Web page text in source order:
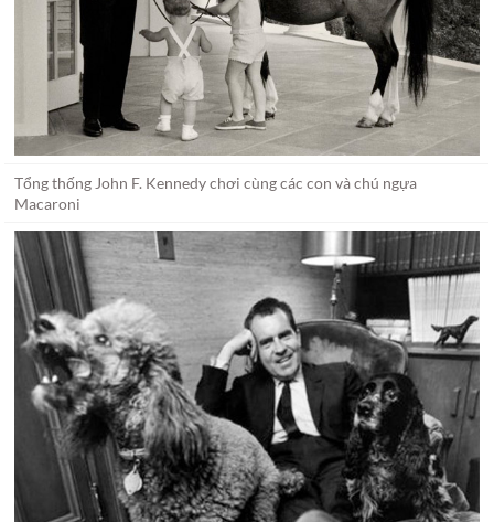
Tổng thống John F. Kennedy chơi cùng các con và chú ngựa
Macaroni